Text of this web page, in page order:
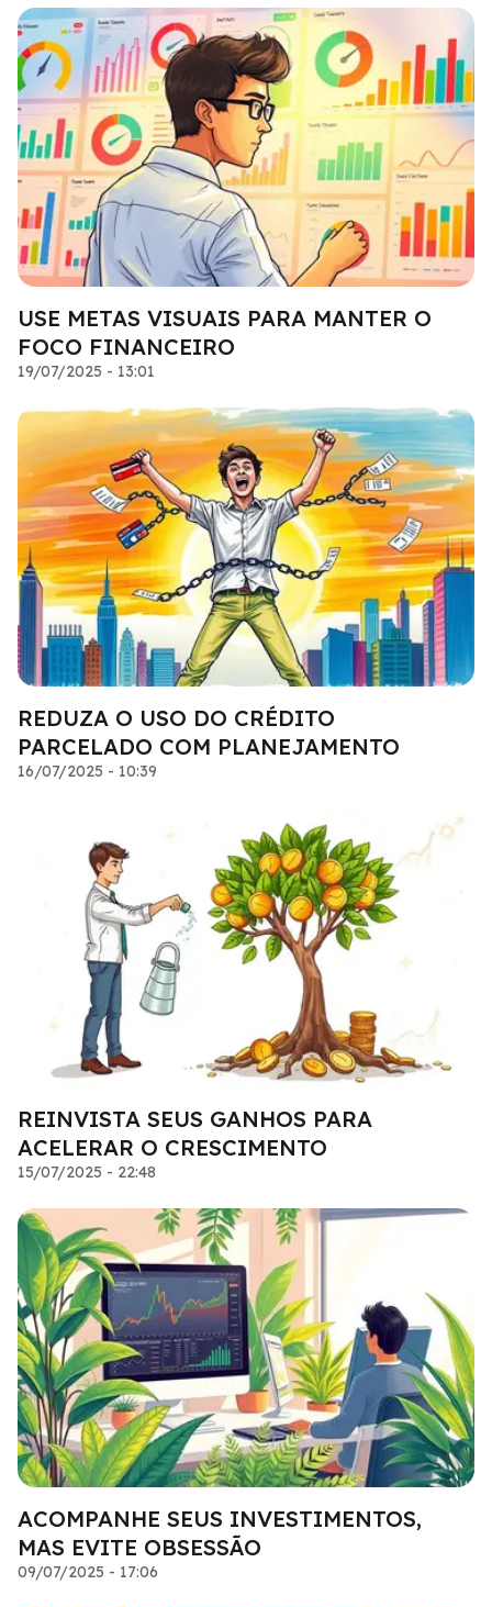
USE METAS VISUAIS PARA MANTER O
FOCO FINANCEIRO
19/07/2025 - 13:01
REDUZA O USO DO CRÉDITO
PARCELADO COM PLANEJAMENTO
16/07/2025 - 10:39
REINVISTA SEUS GANHOS PARA
ACELERAR O CRESCIMENTO
15/07/2025 - 22:48
ACOMPANHE SEUS INVESTIMENTOS,
MAS EVITE OBSESSÃO
09/07/2025 - 17:06